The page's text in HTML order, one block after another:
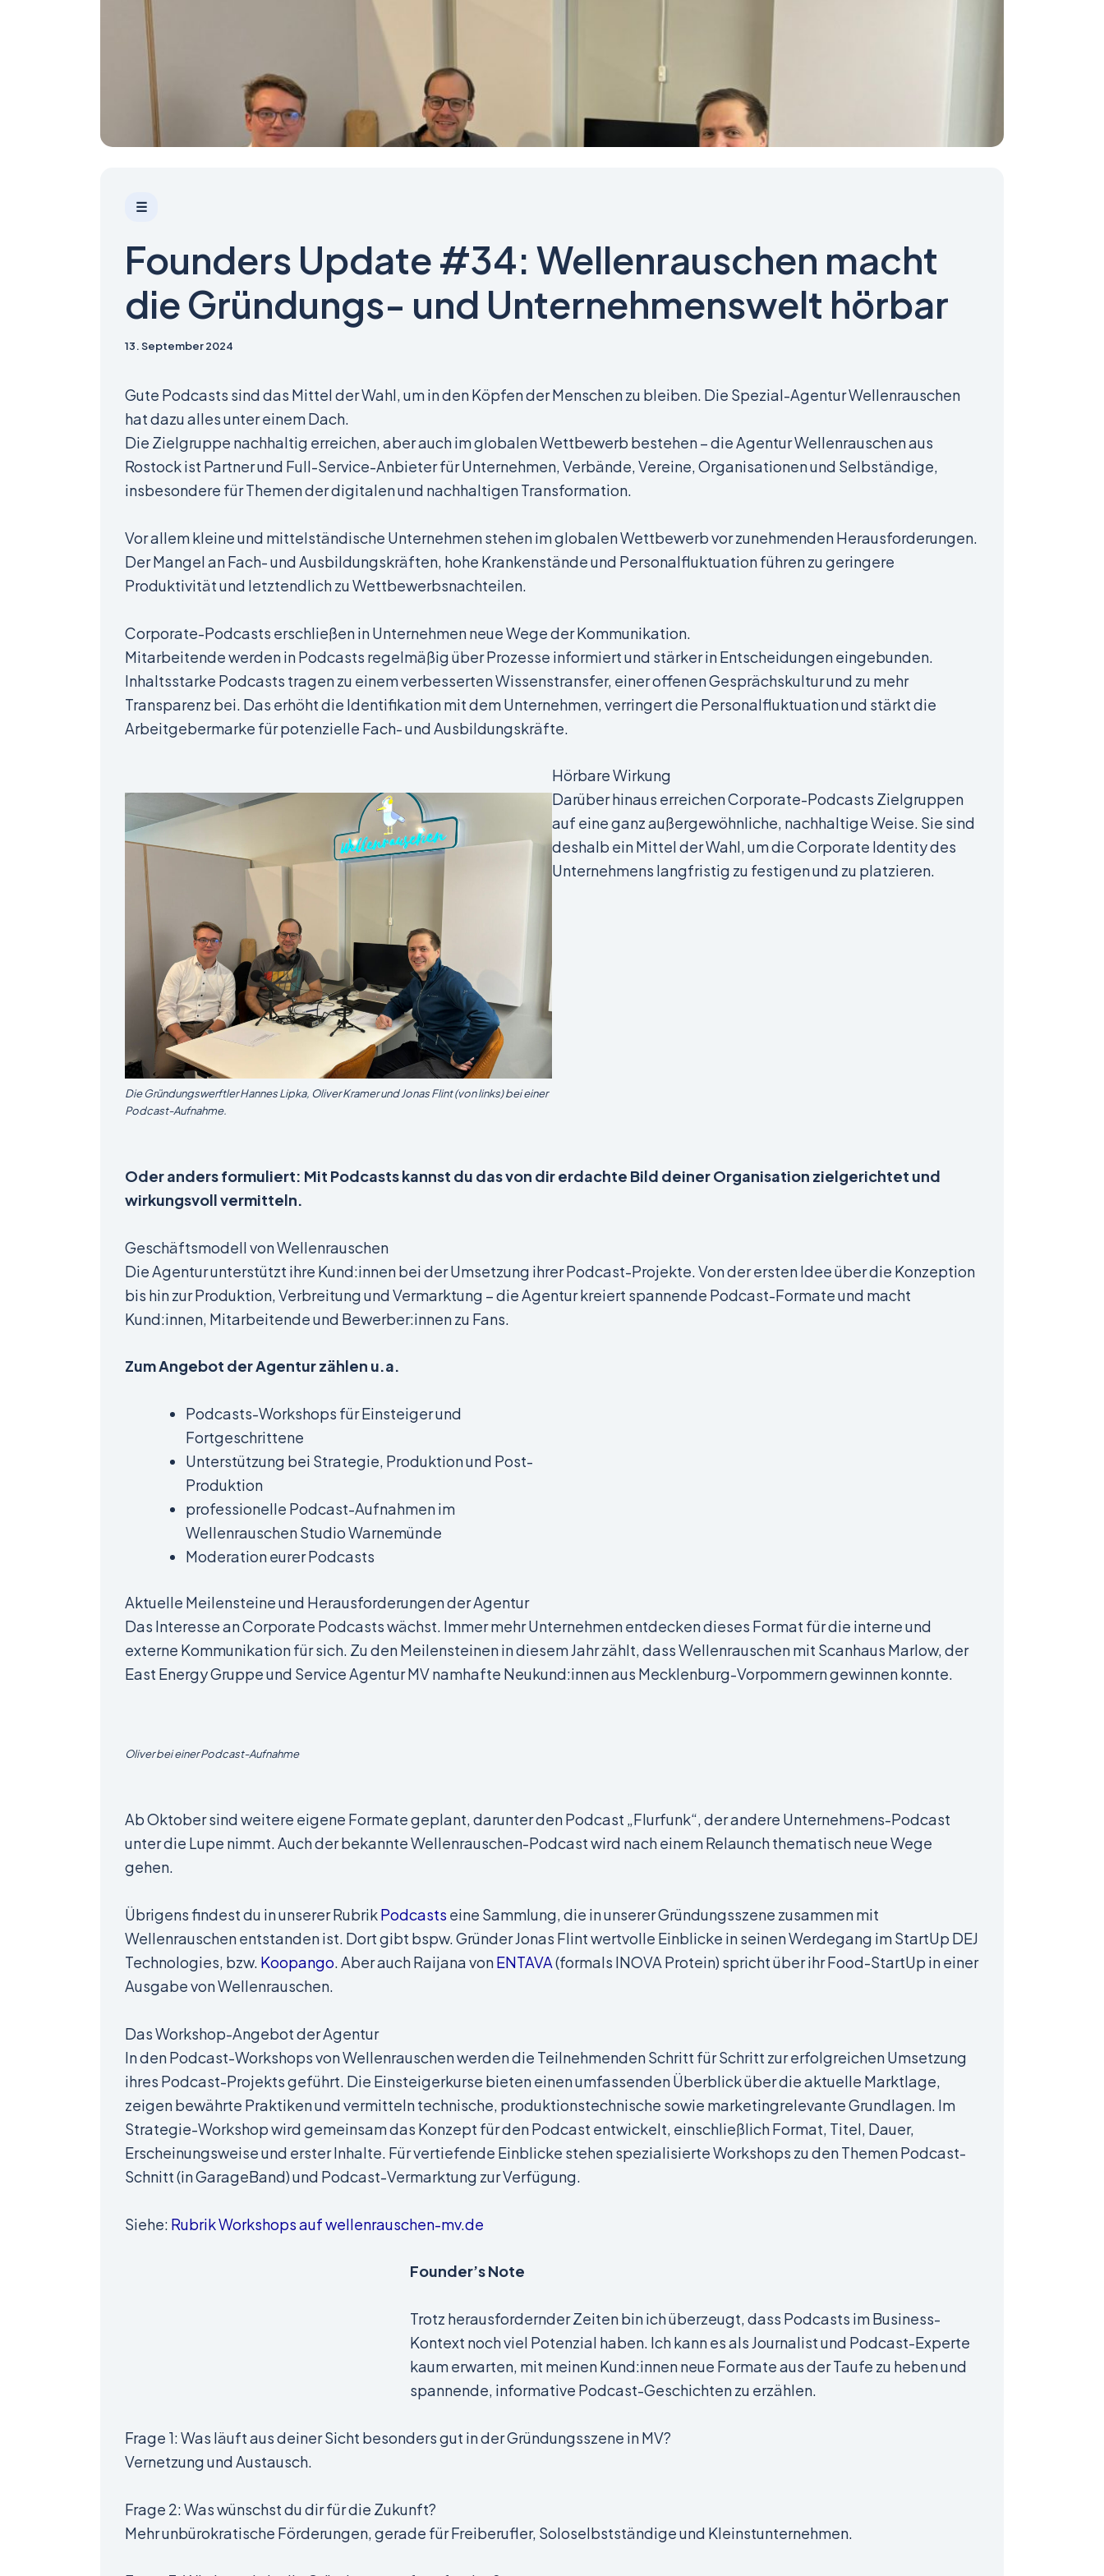
☰
Founders Update #34: Wellenrauschen macht
die Gründungs- und Unternehmenswelt hörbar
13. September 2024
Gute Podcasts sind das Mittel der Wahl, um in den Köpfen der Menschen zu bleiben. Die Spezial-Agentur Wellenrauschen
hat dazu alles unter einem Dach.
Die Zielgruppe nachhaltig erreichen, aber auch im globalen Wettbewerb bestehen – die Agentur Wellenrauschen aus
Rostock ist Partner und Full-Service-Anbieter für Unternehmen, Verbände, Vereine, Organisationen und Selbständige,
insbesondere für Themen der digitalen und nachhaltigen Transformation.
Vor allem kleine und mittelständische Unternehmen stehen im globalen Wettbewerb vor zunehmenden Herausforderungen.
Der Mangel an Fach- und Ausbildungskräften, hohe Krankenstände und Personalfluktuation führen zu geringere
Produktivität und letztendlich zu Wettbewerbsnachteilen.
Corporate-Podcasts erschließen in Unternehmen neue Wege der Kommunikation.
Mitarbeitende werden in Podcasts regelmäßig über Prozesse informiert und stärker in Entscheidungen eingebunden.
Inhaltsstarke Podcasts tragen zu einem verbesserten Wissenstransfer, einer offenen Gesprächskultur und zu mehr
Transparenz bei. Das erhöht die Identifikation mit dem Unternehmen, verringert die Personalfluktuation und stärkt die
Arbeitgebermarke für potenzielle Fach- und Ausbildungskräfte.
Die Gründungswerftler Hannes Lipka, Oliver Kramer und Jonas Flint (von links) bei einer
Podcast-Aufnahme.
Hörbare Wirkung
Darüber hinaus erreichen Corporate-Podcasts Zielgruppen
auf eine ganz außergewöhnliche, nachhaltige Weise. Sie sind
deshalb ein Mittel der Wahl, um die Corporate Identity des
Unternehmens langfristig zu festigen und zu platzieren.
Oder anders formuliert: Mit Podcasts kannst du das von dir erdachte Bild deiner Organisation zielgerichtet und
wirkungsvoll vermitteln.
Geschäftsmodell von Wellenrauschen
Die Agentur unterstützt ihre Kund:innen bei der Umsetzung ihrer Podcast-Projekte. Von der ersten Idee über die Konzeption
bis hin zur Produktion, Verbreitung und Vermarktung – die Agentur kreiert spannende Podcast-Formate und macht
Kund:innen, Mitarbeitende und Bewerber:innen zu Fans.
Zum Angebot der Agentur zählen u.a.
Podcasts-Workshops für Einsteiger und
Fortgeschrittene
Unterstützung bei Strategie, Produktion und Post-
Produktion
professionelle Podcast-Aufnahmen im
Wellenrauschen Studio Warnemünde
Moderation eurer Podcasts
Aktuelle Meilensteine und Herausforderungen der Agentur
Das Interesse an Corporate Podcasts wächst. Immer mehr Unternehmen entdecken dieses Format für die interne und
externe Kommunikation für sich. Zu den Meilensteinen in diesem Jahr zählt, dass Wellenrauschen mit Scanhaus Marlow, der
East Energy Gruppe und Service Agentur MV namhafte Neukund:innen aus Mecklenburg-Vorpommern gewinnen konnte.
Oliver bei einer Podcast-Aufnahme
Ab Oktober sind weitere eigene Formate geplant, darunter den Podcast „Flurfunk“, der andere Unternehmens-Podcast
unter die Lupe nimmt. Auch der bekannte Wellenrauschen-Podcast wird nach einem Relaunch thematisch neue Wege
gehen.
Übrigens findest du in unserer RubrikPodcasts eine Sammlung, die in unserer Gründungsszene zusammen mit
Wellenrauschen entstanden ist. Dort gibt bspw. Gründer Jonas Flint wertvolle Einblicke in seinen Werdegang im StartUp DEJ
Technologies, bzw. Koopango. Aber auch Raijana vonENTAVA(formals INOVA Protein) spricht über ihr Food-StartUp in einer
Ausgabe von Wellenrauschen.
Das Workshop-Angebot der Agentur
In den Podcast-Workshops von Wellenrauschen werden die Teilnehmenden Schritt für Schritt zur erfolgreichen Umsetzung
ihres Podcast-Projekts geführt. Die Einsteigerkurse bieten einen umfassenden Überblick über die aktuelle Marktlage,
zeigen bewährte Praktiken und vermitteln technische, produktionstechnische sowie marketingrelevante Grundlagen. Im
Strategie-Workshop wird gemeinsam das Konzept für den Podcast entwickelt, einschließlich Format, Titel, Dauer,
Erscheinungsweise und erster Inhalte. Für vertiefende Einblicke stehen spezialisierte Workshops zu den Themen Podcast-
Schnitt (in GarageBand) und Podcast-Vermarktung zur Verfügung.
Siehe: Rubrik Workshops auf wellenrauschen-mv.de
Founder’s Note
Trotz herausfordernder Zeiten bin ich überzeugt, dass Podcasts im Business-
Kontext noch viel Potenzial haben. Ich kann es als Journalist und Podcast-Experte
kaum erwarten, mit meinen Kund:innen neue Formate aus der Taufe zu heben und
spannende, informative Podcast-Geschichten zu erzählen.
Frage 1: Was läuft aus deiner Sicht besonders gut in der Gründungsszene in MV?
Vernetzung und Austausch.
Frage 2: Was wünschst du dir für die Zukunft?
Mehr unbürokratische Förderungen, gerade für Freiberufler, Soloselbstständige und Kleinstunternehmen.